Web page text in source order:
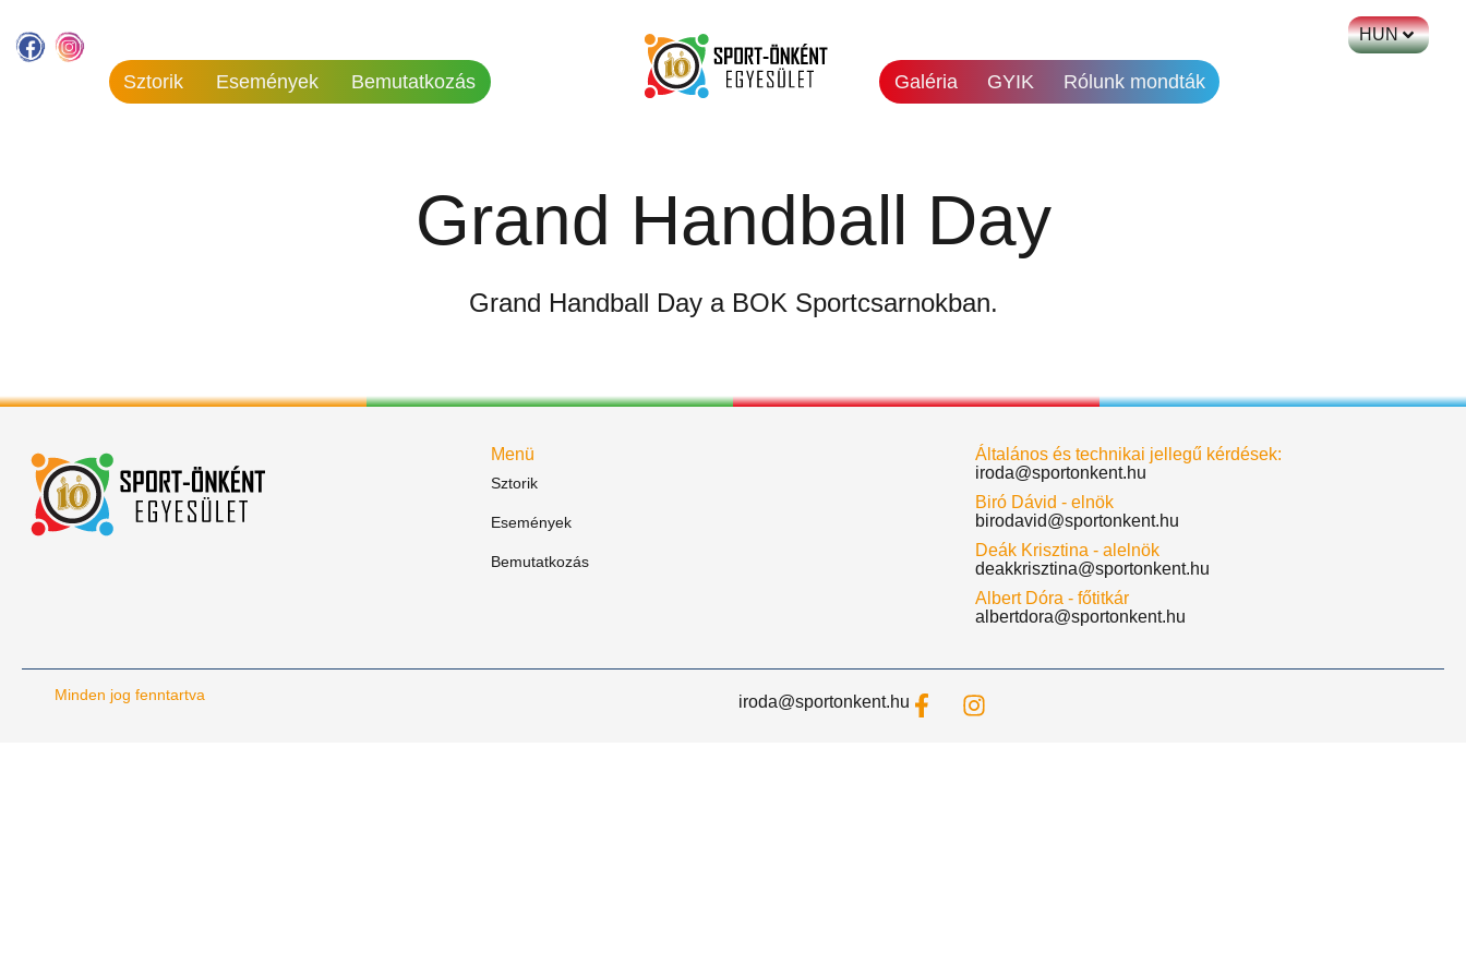
Sztorik Események Bemutatkozás Galéria GYIK Rólunk mondták
HUN
Grand Handball Day
Grand Handball Day a BOK Sportcsarnokban.
Menü
Sztorik
Események
Bemutatkozás
Általános és technikai jellegű kérdések:
iroda@sportonkent.hu
Biró Dávid - elnök
birodavid@sportonkent.hu
Deák Krisztina - alelnök
deakkrisztina@sportonkent.hu
Albert Dóra - főtitkár
albertdora@sportonkent.hu
Minden jog fenntartva iroda@sportonkent.hu